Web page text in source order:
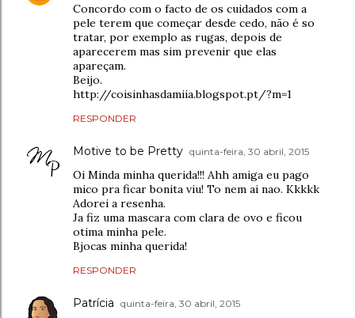
Concordo com o facto de os cuidados com a
pele terem que começar desde cedo, não é so
tratar, por exemplo as rugas, depois de
aparecerem mas sim prevenir que elas
apareçam.
Beijo.
http://coisinhasdamiia.blogspot.pt/?m=1
RESPONDER
Motive to be Pretty quinta-feira, 30 abril, 2015
Oi Minda minha querida!!! Ahh amiga eu pago
mico pra ficar bonita viu! To nem ai nao. Kkkkk
Adorei a resenha.
Ja fiz uma mascara com clara de ovo e ficou
otima minha pele.
Bjocas minha querida!
RESPONDER
Patrícia quinta-feira, 30 abril, 2015